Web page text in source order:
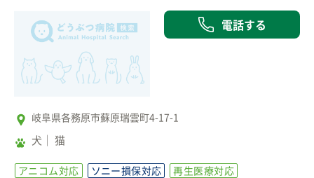
電話する
岐阜県各務原市蘇原瑞雲町4-17-1
犬 猫
アニコム対応 ソニー損保対応
再生医療対応